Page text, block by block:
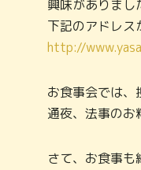
興味がありまし
下記のアドレス
http://
お食事会では、
通夜、法事のお
さて、お食事も